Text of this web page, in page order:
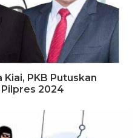
PKB Putuskan
Pilpres 2024